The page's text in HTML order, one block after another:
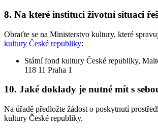
8. Na které instituci životní situaci
Obraťte se na Ministerstvo kultury, které
kultury České republiky:
Státní fond kultury České republiky,
118 11 Praha 1
10. Jaké doklady je nutné mít s
Na úřadě předložte žádost o poskytnutí
kultury České republiky.